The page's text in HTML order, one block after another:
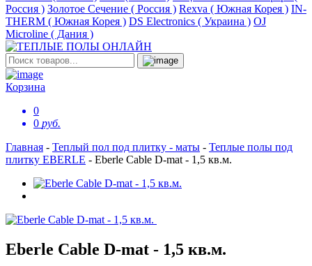
Россия ) Золотое Сечение ( Россия ) Rexva ( Южная Корея ) IN-
THERM ( Южная Корея ) DS Electronics ( Украина ) OJ
Microline ( Дания )
Корзина
0
0 руб.
Главная - Теплый пол под плитку - маты - Теплые полы под
плитку EBERLE - Eberle Cable D-mat - 1,5 кв.м.
Eberle Cable D-mat - 1,5 кв.м.